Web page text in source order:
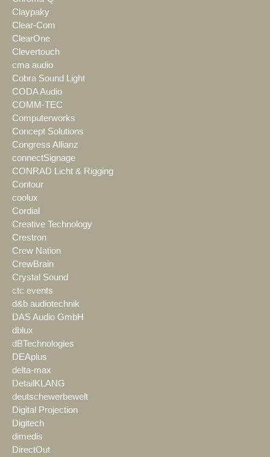
Claypaky
Clear-Com
ClearOne
Clevertouch
cma audio
Cobra Sound Light
CODA Audio
COMM-TEC
Computerworks
Concept Solutions
Congress Allianz
connectSignage
CONRAD Licht & Rigging
Contour
coolux
Cordial
Creative Technology
Crestron
Crew Nation
CrewBrain
Crystal Sound
ctc events
d&b audiotechnik
DAS Audio GmbH
dblux
dBTechnologies
DEAplus
delta-max
DetailKLANG
deutschewerbewelt
Digital Projection
Digitech
dimedis
DirectOut